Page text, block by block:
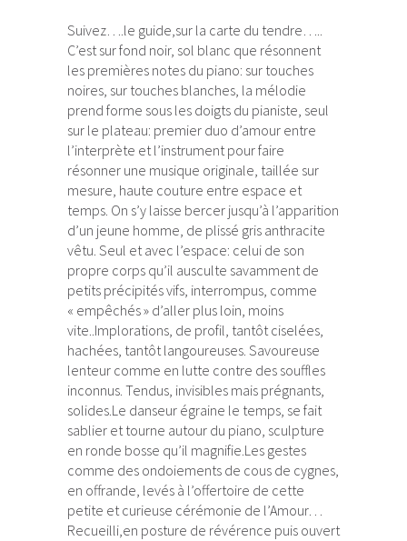
Suivez….le guide,sur la carte du tendre…..
C’est sur fond noir, sol blanc que résonnent
les premières notes du piano: sur touches
noires, sur touches blanches, la mélodie
prend forme sous les doigts du pianiste, seul
sur le plateau: premier duo d’amour entre
l’interprète et l’instrument pour faire
résonner une musique originale, taillée sur
mesure, haute couture entre espace et
temps. On s’y laisse bercer jusqu’à l’apparition
d’un jeune homme, de plissé gris anthracite
vêtu. Seul et avec l’espace: celui de son
propre corps qu’il ausculte savamment de
petits précipités vifs, interrompus, comme
« empêchés » d’aller plus loin, moins
vite..Implorations, de profil, tantôt ciselées,
hachées, tantôt langoureuses. Savoureuse
lenteur comme en lutte contre des souffles
inconnus. Tendus, invisibles mais prégnants,
solides.Le danseur égraine le temps, se fait
sablier et tourne autour du piano, sculpture
en ronde bosse qu’il magnifie.Les gestes
comme des ondoiements de cous de cygnes,
en offrande, levés à l’offertoire de cette
petite et curieuse cérémonie de l’Amour…
Recueilli,en posture de révérence puis ouvert